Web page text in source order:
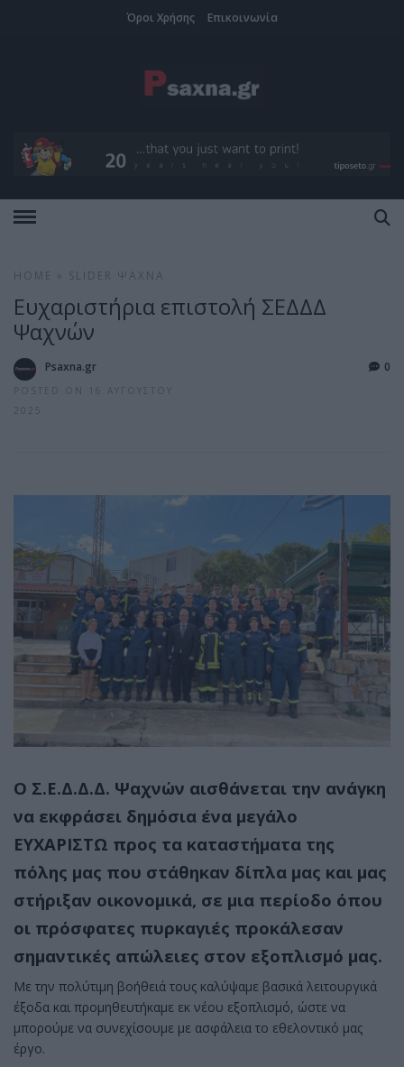
Όροι Χρήσης Επικοινωνία
HOME SLIDER ΨΑΧΝΆ
Ευχαριστήρια επιστολή ΣΕΔΔΔ
Ψαχνών
Psaxna.gr
POSTED ON 16 ΑΥΓΟΎΣΤΟΥ
2025
0
Ο Σ.Ε.Δ.Δ.Δ. Ψαχνών αισθάνεται την ανάγκη
να εκφράσει δημόσια ένα μεγάλο
ΕΥΧΑΡΙΣΤΩ προς τα καταστήματα της
πόλης μας που στάθηκαν δίπλα μας και μας
στήριξαν οικονομικά, σε μια περίοδο όπου
οι πρόσφατες πυρκαγιές προκάλεσαν
σημαντικές απώλειες στον εξοπλισμό μας.
Με την πολύτιμη βοήθειά τους καλύψαμε βασικά λειτουργικά
έξοδα και προμηθευτήκαμε εκ νέου εξοπλισμό, ώστε να
μπορούμε να συνεχίσουμε με ασφάλεια το εθελοντικό μας
έργο.